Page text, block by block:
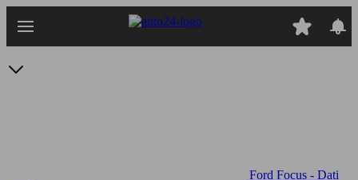
Ford Focus - Dati